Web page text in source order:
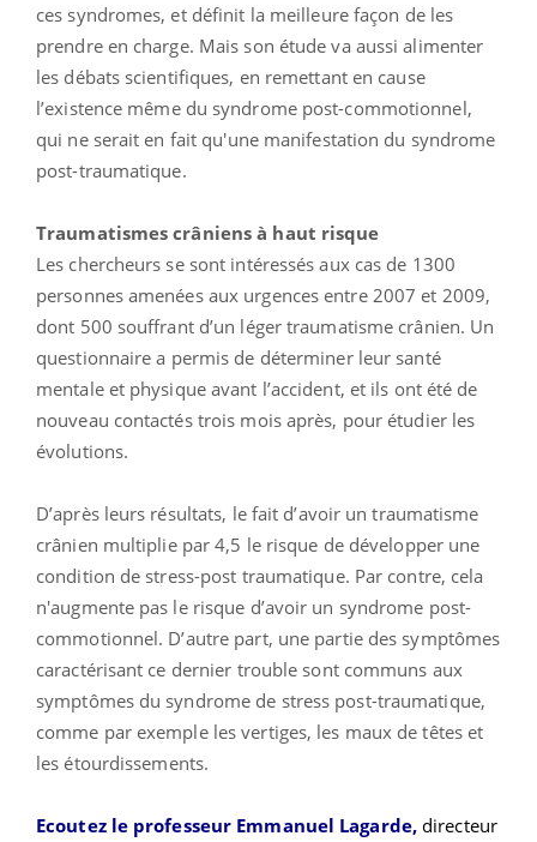
ces syndromes, et définit la meilleure façon de les
prendre en charge. Mais son étude va aussi alimenter
les débats scientifiques, en remettant en cause
l’existence même du syndrome post-commotionnel,
qui ne serait en fait qu'une manifestation du syndrome
post-traumatique.
Traumatismes crâniens à haut risque
Les chercheurs se sont intéressés aux cas de 1300
personnes amenées aux urgences entre 2007 et 2009,
dont 500 souffrant d’un léger traumatisme crânien. Un
questionnaire a permis de déterminer leur santé
mentale et physique avant l’accident, et ils ont été de
nouveau contactés trois mois après, pour étudier les
évolutions.
D’après leurs résultats, le fait d’avoir un traumatisme
crânien multiplie par 4,5 le risque de développer une
condition de stress-post traumatique. Par contre, cela
n'augmente pas le risque d’avoir un syndrome post-
commotionnel. D’autre part, une partie des symptômes
caractérisant ce dernier trouble sont communs aux
symptômes du syndrome de stress post-traumatique,
comme par exemple les vertiges, les maux de têtes et
les étourdissements.
Ecoutez le professeur Emmanuel Lagarde, directeur